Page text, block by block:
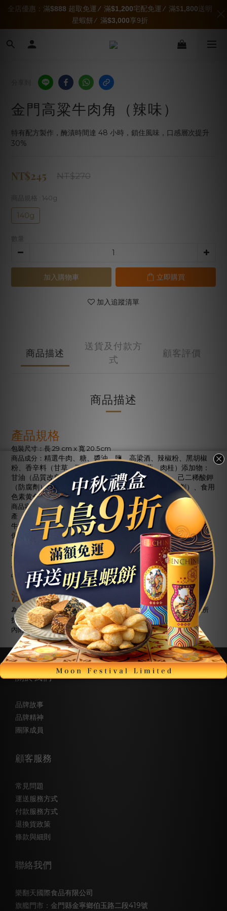
金門高粱牛肉角（辣味）
特有配方製作，醃漬時間達 48 小時，鎖住風味，口感層次提升
30%
NT$245 NT$270
商品規格 : 140g
140g
加入購物車 立即購買
加入追蹤清單
商品描述
送貨及付款方
式
顧客評價
商品描述
產品規格
包裝尺寸：長 29 cm x 寬 20.5cm
商品成分： 精選牛肉、糖、醬油、鹽、高梁酒、辣椒粉、黑胡椒
粉、香辛料（甘草、丁香、大茴、小茴、荳蔻、肉桂）添加物：
甘油（品質改良劑）、D- 山梨醇液70%（甜味劑）、己二稀酸鉀
（防腐劑）、L- 麩酸鈉（調味劑）、維他命
（抗氧化劑）、食用
色素黄色5號（著色劑）
商品容量：每包140 公克±3%
產
地：台灣金門
牛肉來源：澳洲、紐西蘭、巴拉圭
保存方式：常溫
保存期限：
6個月（未開封）
有效日期：標示於外包裝上
過
原：本產品含大豆製品、含麩質之穀物製品、蛋製品、及魚類製
品，不適合其過敏體質者食用
注意事項
為確保產品新鮮原味，請避免將本產品置於潮濕、高溫或曝曬等場所
拆封後請封口冷藏並盡快食用完畢
內附小包脫氧劑，請勿食用
關於我們
品牌故事
品牌精神
團隊成員
顧客服務
常見問題
運送服務方式
付款服務方式
退換貨政策
條款與細則
聯絡我們
樂翻天國際食品有限公司
旗艦門市：金門縣金寧鄉伯玉路二段419號
全店優惠：滿$888 超取免運∕ 滿$1,200宅配免運∕ 滿$1,800送明
星蝦餅 ∕ 滿$3,000享9折